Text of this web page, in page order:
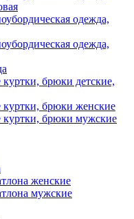
одежда,
одежда,
брюки детские,
куртки, брюки женские
куртки, брюки мужские
женские
мужские